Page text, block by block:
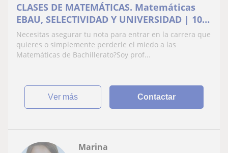
CLASES DE MATEMÁTICAS. Matemáticas
EBAU, SELECTIVIDAD Y UNIVERSIDAD | 10
años de experiencia
Necesitas asegurar tu nota para entrar en la carrera que
quieres o simplemente perderle el miedo a las
Matemáticas de Bachillerato?Soy prof...
ver más Contactar
Marina